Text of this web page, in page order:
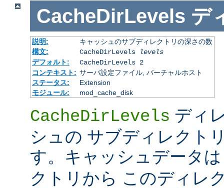
CacheDirLevels デ
説明:
キャッシュのサブディレクトリの深さの数
構文:
CacheDirLevels
levels
デフォルト:
CacheDirLevels 2
コンテキスト: サーバ設定ファイル, バーチャルホスト
ステータス:
Extension
モジュール:
mod_cache_disk
CacheDirLevels ディ
シュの サブディレクト
す。キャッシュデータ
クトリから このディレ